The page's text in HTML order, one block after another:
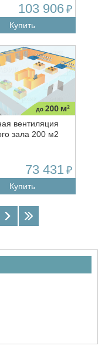
103 906 ₽
Купить
вентиляция
зала 200 м2
73 431 ₽
Купить